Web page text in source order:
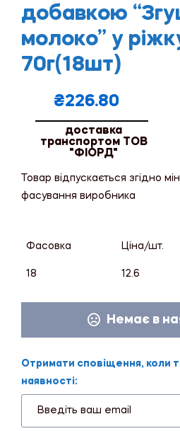
добавкою
молоко” у
70г(18шт)
₴226.80
доставка
транспортом ТОВ
"ФІОРД"
Товар відпускається згідно
фасування виробника
Фасовка Ціна/шт.
18 12.6
Немає в
Отримати сповіщення, коли
наявності: